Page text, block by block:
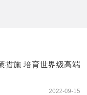
措施 培育世界级高端
2022-09-15